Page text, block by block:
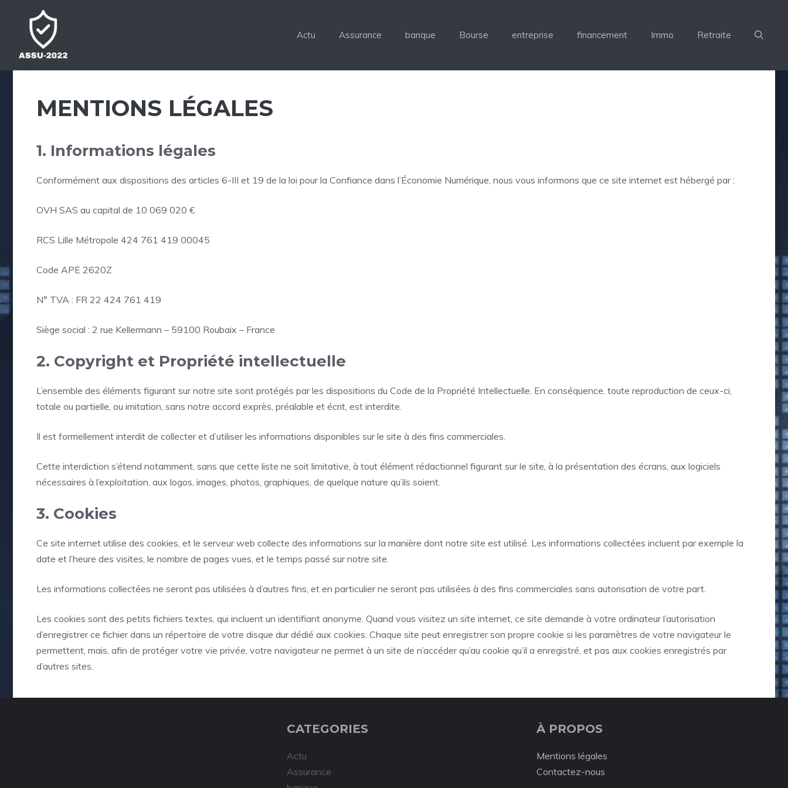
contenu
Actu Assurance banque Bourse entreprise financement Immo Retraite
MENTIONS LÉGALES
1. Informations légales
Conformément aux dispositions des articles 6-III et 19 de la loi pour la Confiance dans l’Économie Numérique, nous vous informons que ce site internet est hébergé par :
OVH SAS au capital de 10 069 020 €
RCS Lille Métropole 424 761 419 00045
Code APE 2620Z
N° TVA : FR 22 424 761 419
Siège social : 2 rue Kellermann – 59100 Roubaix – France
2. Copyright et Propriété intellectuelle
L’ensemble des éléments figurant sur notre site sont protégés par les dispositions du Code de la Propriété Intellectuelle. En conséquence, toute reproduction de ceux-ci,
totale ou partielle, ou imitation, sans notre accord exprès, préalable et écrit, est interdite.
Il est formellement interdit de collecter et d’utiliser les informations disponibles sur le site à des fins commerciales.
Cette interdiction s’étend notamment, sans que cette liste ne soit limitative, à tout élément rédactionnel figurant sur le site, à la présentation des écrans, aux logiciels
nécessaires à l’exploitation, aux logos, images, photos, graphiques, de quelque nature qu’ils soient.
3. Cookies
Ce site internet utilise des cookies, et le serveur web collecte des informations sur la manière dont notre site est utilisé. Les informations collectées incluent par exemple la
date et l’heure des visites, le nombre de pages vues, et le temps passé sur notre site.
Les informations collectées ne seront pas utilisées à d’autres fins, et en particulier ne seront pas utilisées à des fins commerciales sans autorisation de votre part.
Les cookies sont des petits fichiers textes, qui incluent un identifiant anonyme. Quand vous visitez un site internet, ce site demande à votre ordinateur l’autorisation
d’enregistrer ce fichier dans un répertoire de votre disque dur dédié aux cookies. Chaque site peut enregistrer son propre cookie si les paramètres de votre navigateur le
permettent, mais, afin de protéger votre vie privée, votre navigateur ne permet à un site de n’accéder qu’au cookie qu’il a enregistré, et pas aux cookies enregistrés par
d’autres sites.
CATEGORIES
Actu
Assurance
À PROPOS
Mentions légales
Contactez-nous